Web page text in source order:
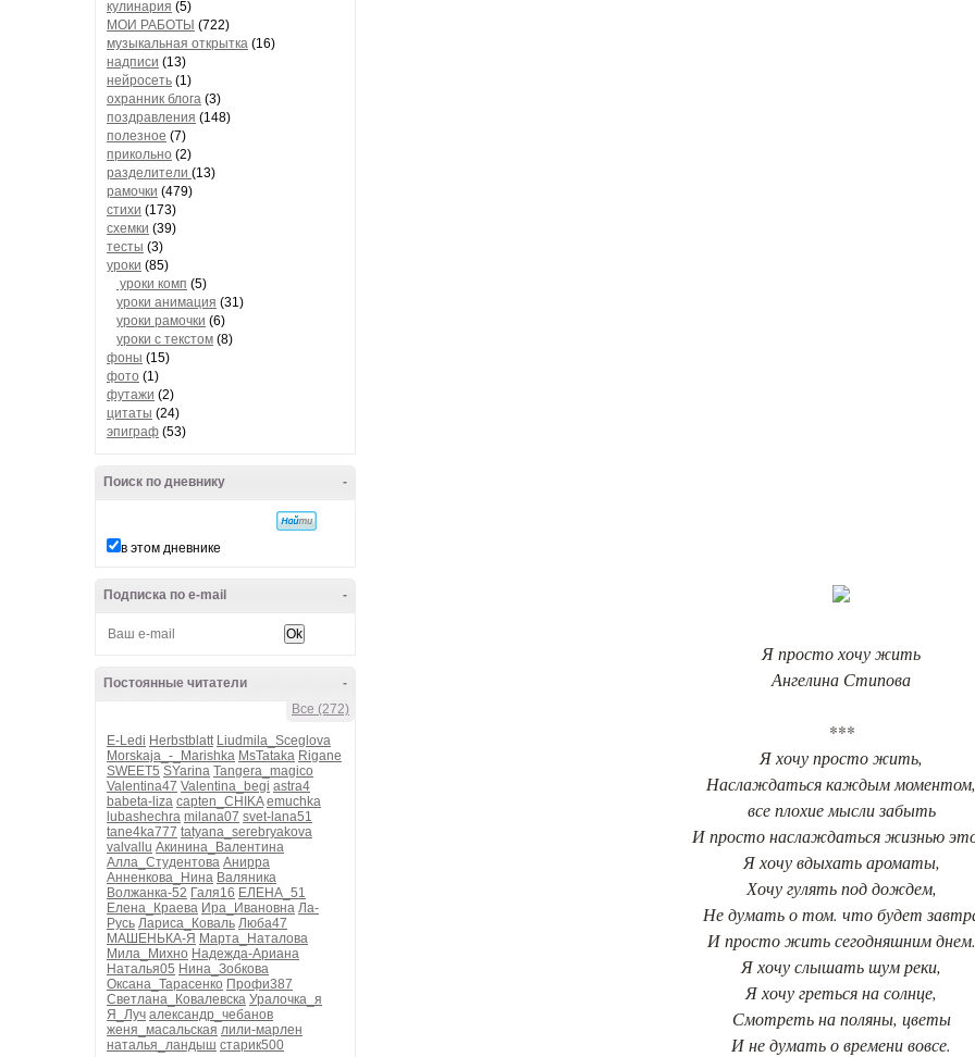
кулинария (5)
МОИ РАБОТЫ (722)
музыкальная открытка (16)
надписи (13)
нейросеть (1)
охранник блога (3)
поздравления (148)
полезное (7)
прикольно (2)
разделители (13)
рамочки (479)
стихи (173)
схемки (39)
тесты (3)
уроки (85)
уроки комп (5)
уроки анимация (31)
уроки рамочки (6)
уроки с текстом (8)
фоны (15)
фото (1)
футажи (2)
цитаты (24)
эпиграф (53)
-
Поиск по дневнику
в этом дневнике
-
Подписка по e-mail
-
Постоянные читатели
Все (272)
E-Ledi Herbstblatt Liudmila_Sceglova
Morskaja_-_Marishka MsTataka Rigane
SWEET5 SYarina Tangera_magico
Valentina47 Valentina_begi astra4
babeta-liza capten_CHIKA emuchka
lubashechra milana07 svet-lana51
tane4ka777 tatyana_serebryakova
valvallu Акинина_Валентина
Алла_Студентова Анирра
Анненкова_Нина Валяника
Волжанка-52 Галя16 ЕЛЕНА_51
Елена_Краева Ира_Ивановна Ла-
Русь Лариса_Коваль Люба47
МАШЕНЬКА-Я Марта_Наталова
Мила_Михно Надежда-Ариана
Наталья05 Нина_Зобкова
Оксана_Тарасенко Профи387
Светлана_Ковалевска Уралочка_я
Я_Луч александр_чебанов
женя_масальская лили-марлен
наталья_ландыш старик500
Я просто хочу жить
Ангелина Стипова
***
Я хочу просто жить,
Наслаждаться каждым моментом,
все плохие мысли забыть
И просто наслаждаться жизнью
Я хочу вдыхать ароматы,
Хочу гулять под дождем,
Не думать о том. что будет
И просто жить сегодняшним днем.
Я хочу слышать шум реки,
Я хочу греться на солнце,
Смотреть на поляны, цветы
И не думать о времени вовсе.